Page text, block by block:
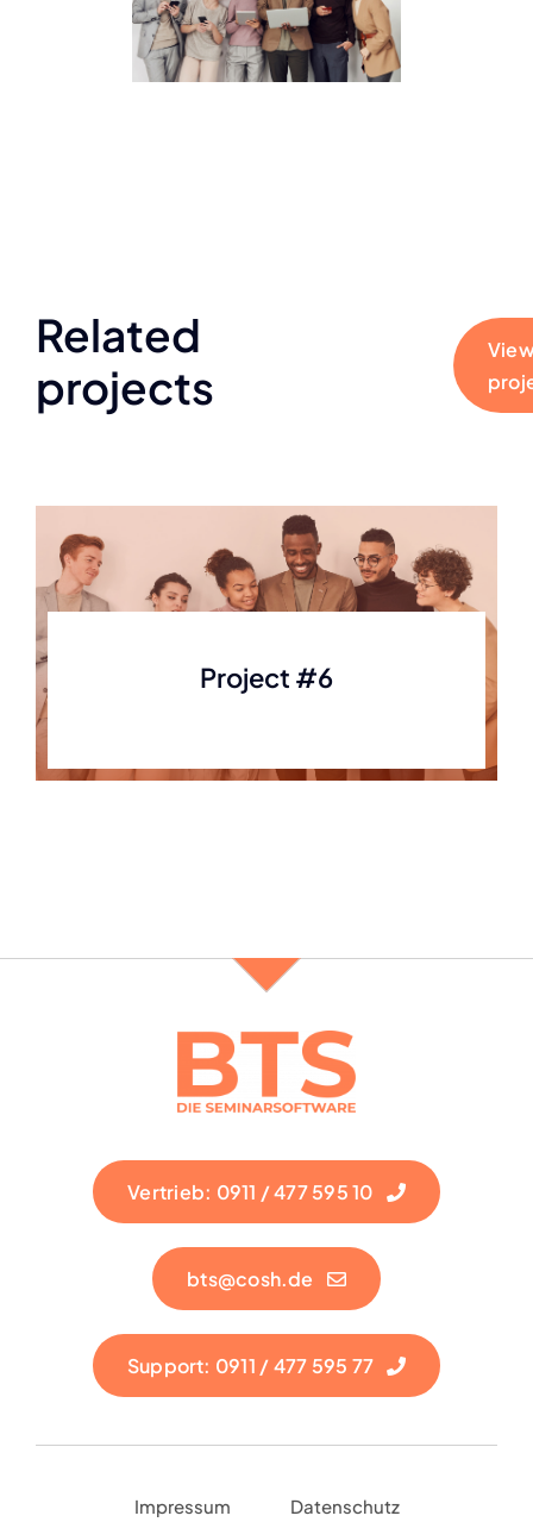
Related
projects
Project #6
Vertrieb: 0911 / 477 595 10
bts@cosh.de
Support: 0911 / 477 595 77
Impressum Datenschutz